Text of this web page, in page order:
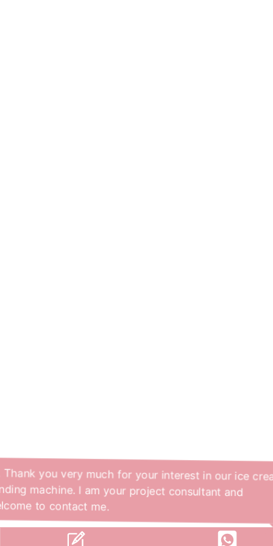
Hi, Thank you very much for your interest in our ice
vending machine. I am your project consultant and
welcome to contact me.